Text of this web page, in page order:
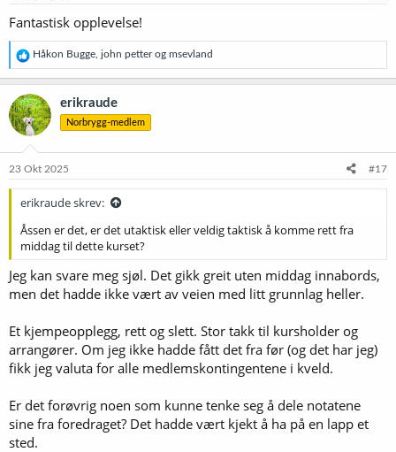
:
Fantastisk opplevelse!
R
e
a
k
s
j
o
e
Håkon Bugge john petterog msevland
erikraude
Norbrygg-medlem
23 Okt 2025 #17
erikraude skrev:
Åssen er det, er det utaktisk eller veldig taktisk å komme rett fra
middag til dette kurset?
Jeg kan svare meg sjøl. Det gikk greit uten middag innabords,
men det hadde ikke vært av veien med litt grunnlag heller.
Et kjempeopplegg, rett og slett. Stor takk til kursholder og
arrangører. Om jeg ikke hadde fått det fra før (og det har jeg)
fikk jeg valuta for alle medlemskontingentene i kveld.
Er det forøvrig noen som kunne tenke seg å dele notatene
sine fra foredraget? Det hadde vært kjekt å ha på en lapp et
sted.